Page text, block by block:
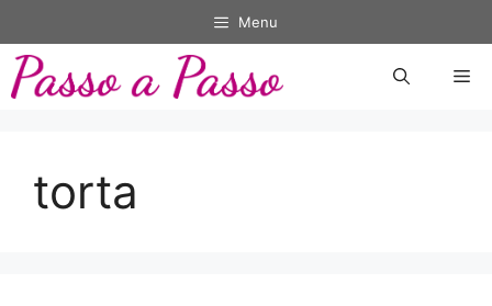
para
conteúdo
Menu
torta